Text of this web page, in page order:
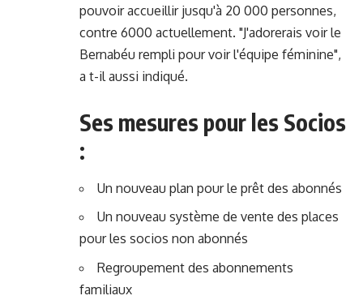
pouvoir accueillir jusqu'à 20 000 personnes,
contre 6000 actuellement. "J'adorerais voir le
Bernabéu rempli pour voir l'équipe féminine",
a t-il aussi indiqué.
Ses mesures pour les Socios
:
Un nouveau plan pour le prêt des abonnés
Un nouveau système de vente des places
pour les socios non abonnés
Regroupement des abonnements
familiaux